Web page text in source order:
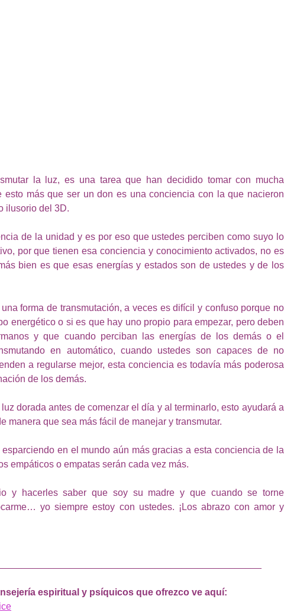
la luz, es una tarea que han decidido tomar con mucha
esto más que ser un don es una conciencia con la que nacieron
ilusorio del 3D.
de la unidad y es por eso que ustedes perciben como suyo lo
por que tienen esa conciencia y conocimiento activados, no es
bien es que esas energías y estados son de ustedes y de los
forma de transmutación, a veces es difícil y confuso porque no
energético o si es que hay uno propio para empezar, pero deben
y que cuando perciban las energías de los demás o el
en automático, cuando ustedes son capaces de no
a regularse mejor, esta conciencia es todavía más poderosa
de los demás.
dorada antes de comenzar el día y al terminarlo, esto ayudará a
manera que sea más fácil de manejar y transmutar.
en el mundo aún más gracias a esta conciencia de la
empáticos o empatas serán cada vez más.
y hacerles saber que soy su madre y que cuando se torne
yo siempre estoy con ustedes. ¡Los abrazo con amor y
espiritual y psíquicos que ofrezco ve aquí: